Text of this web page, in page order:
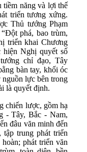
tiềm năng và lợi thế
triển tương xứng.
Thủ tướng Phạm
phá, bao trùm,
triển khai Chương
hiện Nghị quyết số
chỉ đạo, Tây
bàn tay, khối óc
lực bên trong
là quyết định.
chiến lược, gồm hạ
- Tây, Bắc - Nam,
đâu văn minh đến
trung phát triển
phát triển văn